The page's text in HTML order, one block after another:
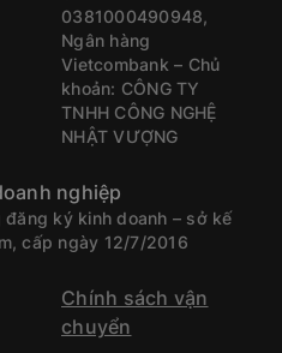
Vietcombank – Chủ
khoản: CÔNG TY TNHH
CÔNG NGHỆ NHẬT
VƯỢNG
nghiệp
cấp ngày 12/7/2016
Chính sách vận
Chính sách đổi